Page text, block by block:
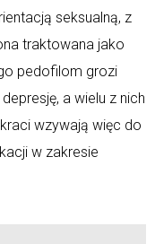
seksualną, z
traktowana jako
pedofilom grozi
a wielu z nich
wzywają więc do
w zakresie